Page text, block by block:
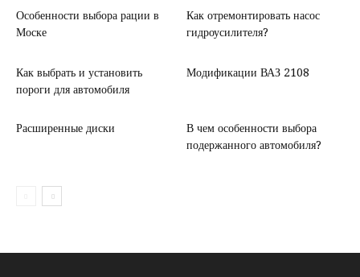
Особенности выбора рации в
Моске
Как отремонтировать насос
гидроусилителя?
Как выбрать и установить
пороги для автомобиля
Модификации ВАЗ 2108
Расширенные диски
В чем особенности выбора
подержанного автомобиля?